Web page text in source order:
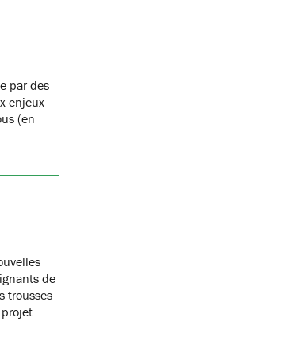
par des
enjeux
(en
de
trousses